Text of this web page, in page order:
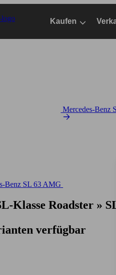
Kaufen
Mercedes-Benz
Benz SL 63 AMG
Klasse Roadster »
verfügbar